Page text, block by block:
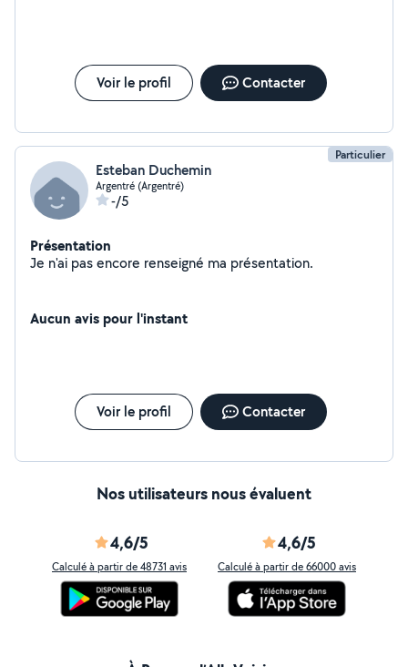
Voir le profil Contacter
Particulier
Esteban Duchemin
Argentré (Argentré)
-/5
Présentation
Je n'ai pas encore renseigné ma présentation.
Aucun avis pour l'instant
Voir le profil Contacter
Nos utilisateurs nous évaluent
4,6/5
Calculé à partir de 48731 avis
4,6/5
Calculé à partir de 66000 avis